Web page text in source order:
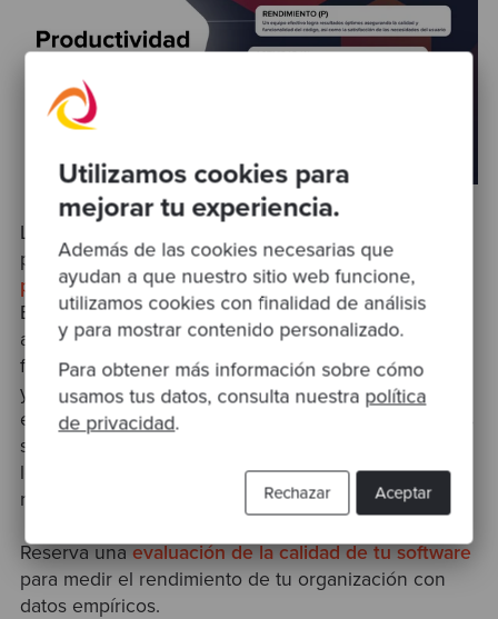
Utilizamos cookies para
mejorar tu experiencia.
Además de las cookies necesarias que
ayudan a que nuestro sitio web funcione,
utilizamos cookies con finalidad de análisis
y para mostrar contenido personalizado.
Para obtener más información sobre cómo
usamos tus datos, consulta nuestra política
de privacidad.
Aceptar
Rechazar
La recopilación y el análisis de estas métricas
pueden ofrecer información muy valiosa sobre la
productividad y la salud de un equipo de desarrollo.
Es importante tener en cuenta que la pertinencia y
aplicabilidad de estas métricas puede variar en
función del tamaño de la organización, la estructura
y la naturaleza del trabajo. Además, se necesita un
enfoque equilibrado para garantizar que las métricas
se utilizan para apoyar y mejorar la experiencia de
los desarrolladores, no sólo para el seguimiento del
rendimiento.
Reserva unaevaluación de la calidad de tu software
para medir el rendimiento de tu organización con
datos empíricos.